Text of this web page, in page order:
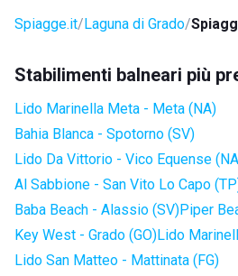
Spiagge.it Laguna di Grado
Stabilimenti balneari più
Lido Marinella Meta - Meta (NA)
Bahia Blanca - Spotorno (SV)
Lido Da Vittorio - Vico Equense
Al Sabbione - San Vito Lo Capo
Baba Beach - Alassio (SV)Piper
Key West - Grado (GO)Lido
Lido San Matteo - Mattinata (FG)